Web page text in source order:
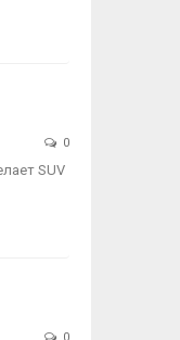
0
SUV
0